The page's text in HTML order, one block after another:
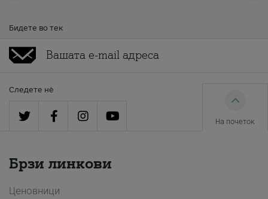
Бидете во тек
Следете нè
На почеток
Брзи линкови
Ценовници